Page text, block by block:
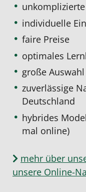
individuelle
faire Preise
optimales
große
zuverlässige
Deutschland
hybrides
mal online)
mehr über
unsere Online-